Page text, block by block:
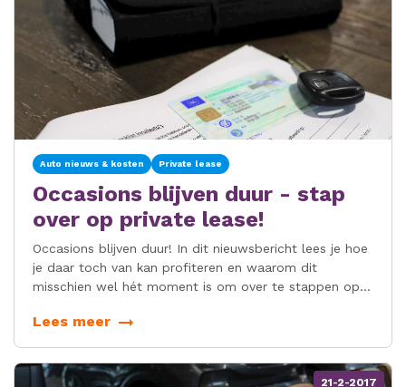
Auto nieuws & kosten Private lease
Occasions blijven duur - stap
over op private lease!
Occasions blijven duur! In dit nieuwsbericht lees je hoe
je daar toch van kan profiteren en waarom dit
misschien wel hét moment is om over te stappen op
Lees meer
21-2-2017